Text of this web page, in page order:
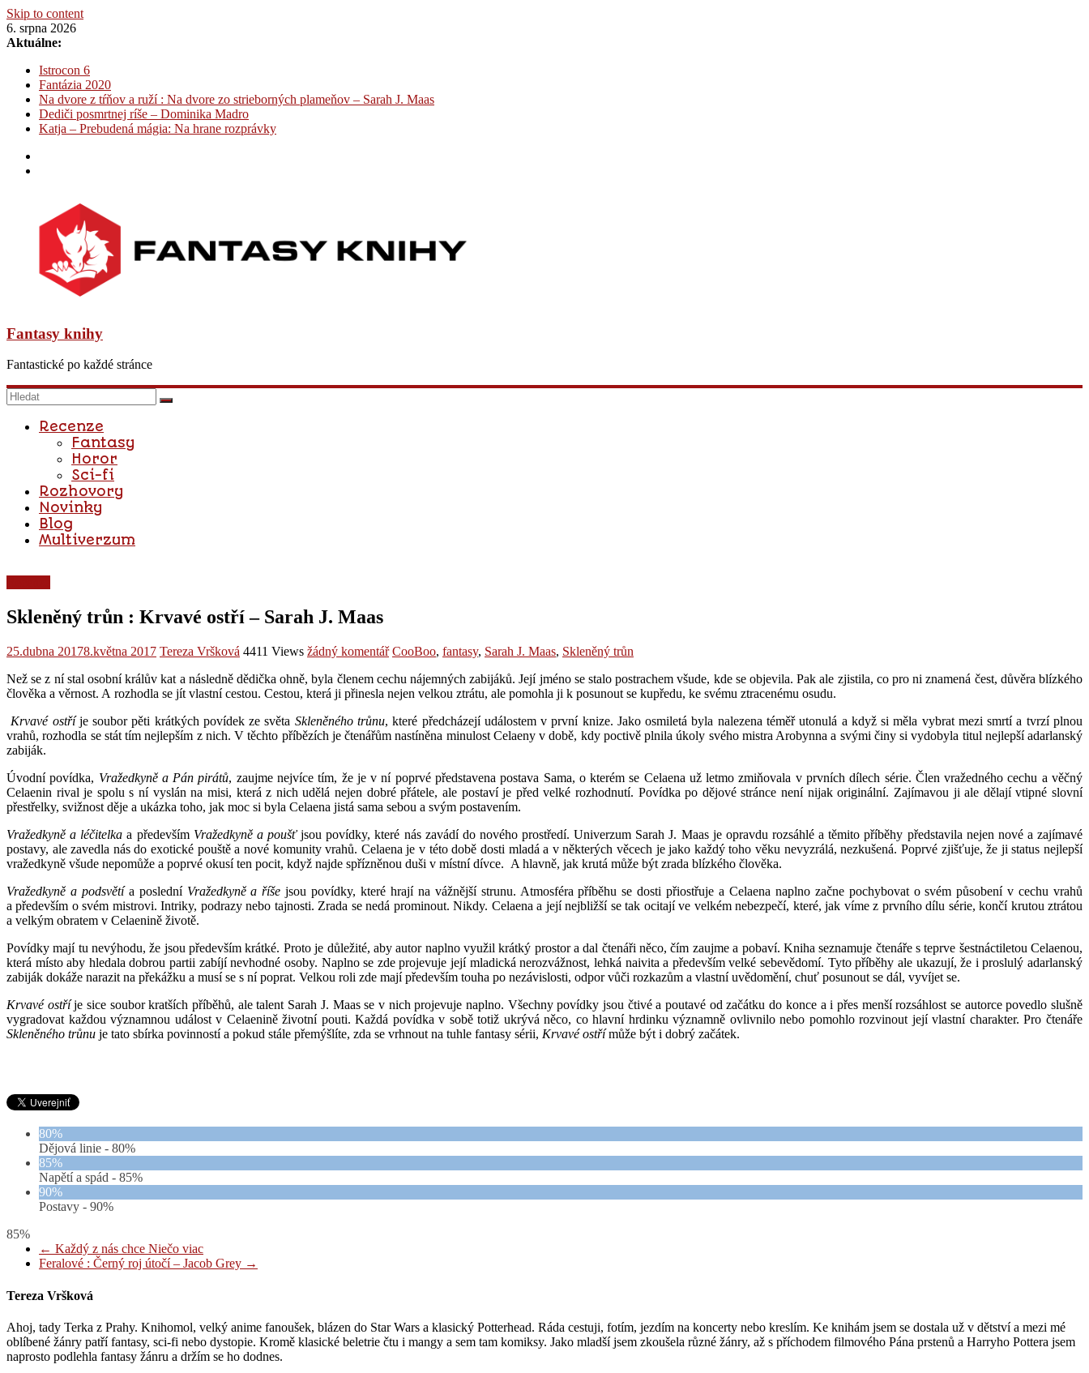
Skip to content
6. srpna 2026
Aktuálne:
Istrocon 6
Fantázia 2020
Na dvore z tŕňov a ruží : Na dvore zo strieborných plameňov – Sarah J. Maas
Dediči posmrtnej ríše – Dominika Madro
Katja – Prebudená mágia: Na hrane rozprávky
Fantasy knihy
Fantastické po každé stránce
Recenze
Fantasy
Horor
Sci-fi
Rozhovory
Novinky
Blog
Multiverzum
Skleněný trůn : Krvavé ostří – Sarah J. Maas
25.dubna 20178.května 2017 Tereza Vršková 4411 Views žádný komentář CooBoo, fantasy, Sarah J. Maas, Skleněný trůn
Než se z ní stal osobní králův kat a následně dědička ohně, byla členem cechu nájemných zabijáků. Její jméno se stalo postrachem všude, kde se objevila. Pak ale zjistila, co pro ni znamená čest, důvěra blízkého
člověka a věrnost. A rozhodla se jít vlastní cestou. Cestou, která ji přinesla nejen velkou ztrátu, ale pomohla ji k posunout se kupředu, ke svému ztracenému osudu.
Krvavé ostříje soubor pěti krátkých povídek ze světa Skleněného trůnu, které předcházejí událostem v první knize. Jako osmiletá byla nalezena téměř utonulá a když si měla vybrat mezi smrtí a tvrzí plnou
vrahů, rozhodla se stát tím nejlepším z nich. V těchto příbězích je čtenářům nastíněna minulost Celaeny v době, kdy poctivě plnila úkoly svého mistra Arobynna a svými činy si vydobyla titul nejlepší adarlanský
zabiják.
Úvodní povídka, Vražedkyně a Pán pirátů, zaujme nejvíce tím, že je v ní poprvé představena postava Sama, o kterém se Celaena už letmo zmiňovala v prvních dílech série. Člen vražedného cechu a věčný
Celaenin rival je spolu s ní vyslán na misi, která z nich udělá nejen dobré přátele, ale postaví je před velké rozhodnutí. Povídka po dějové stránce není nijak originální. Zajímavou ji ale dělají vtipné slovní
přestřelky, svižnost děje a ukázka toho, jak moc si byla Celaena jistá sama sebou a svým postavením.
Vražedkyně a léčitelka a především Vražedkyně a poušťjsou povídky, které nás zavádí do nového prostředí. Univerzum Sarah J. Maas je opravdu rozsáhlé a těmito příběhy představila nejen nové a zajímavé
postavy, ale zavedla nás do exotické pouště a nové komunity vrahů. Celaena je v této době dosti mladá a v některých věcech je jako každý toho věku nevyzrálá, nezkušená. Poprvé zjišťuje, že ji status nejlepší
vražedkyně všude nepomůže a poprvé okusí ten pocit, když najde spřízněnou duši v místní dívce. A hlavně, jak krutá může být zrada blízkého člověka.
Vražedkyně a podsvětía poslední Vražedkyně a říše jsou povídky, které hrají na vážnější strunu. Atmosféra příběhu se dosti přiostřuje a Celaena naplno začne pochybovat o svém působení v cechu vrahů
a především o svém mistrovi. Intriky, podrazy nebo tajnosti. Zrada se nedá prominout. Nikdy. Celaena a její nejbližší se tak ocitají ve velkém nebezpečí, které, jak víme z prvního dílu série, končí krutou ztrátou
a velkým obratem v Celaenině životě.
Povídky mají tu nevýhodu, že jsou především krátké. Proto je důležité, aby autor naplno využil krátký prostor a dal čtenáři něco, čím zaujme a pobaví. Kniha seznamuje čtenáře s teprve šestnáctiletou Celaenou,
která místo aby hledala dobrou partii zabíjí nevhodné osoby. Naplno se zde projevuje její mladická nerozvážnost, lehká naivita a především velké sebevědomí. Tyto příběhy ale ukazují, že i proslulý adarlanský
zabiják dokáže narazit na překážku a musí se s ní poprat. Velkou roli zde mají především touha po nezávislosti, odpor vůči rozkazům a vlastní uvědomění, chuť posunout se dál, vyvíjet se.
Krvavé ostříje sice soubor kratších příběhů, ale talent Sarah J. Maas se v nich projevuje naplno. Všechny povídky jsou čtivé a poutavé od začátku do konce a i přes menší rozsáhlost se autorce povedlo slušně
vygradovat každou významnou událost v Celaenině životní pouti. Každá povídka v sobě totiž ukrývá něco, co hlavní hrdinku významně ovlivnilo nebo pomohlo rozvinout její vlastní charakter. Pro čtenáře
Skleněného trůnu je tato sbírka povinností a pokud stále přemýšlíte, zda se vrhnout na tuhle fantasy sérii, Krvavé ostřímůže být i dobrý začátek.
80%
Dějová linie - 80%
85%
Napětí a spád - 85%
90%
Postavy - 90%
85%
← Každý z nás chce Niečo viac
Feralové : Černý roj útočí – Jacob Grey →
Tereza Vršková
Ahoj, tady Terka z Prahy. Knihomol, velký anime fanoušek, blázen do Star Wars a klasický Potterhead. Ráda cestuji, fotím, jezdím na koncerty nebo kreslím. Ke knihám jsem se dostala už v dětství a mezi mé
oblíbené žánry patří fantasy, sci-fi nebo dystopie. Kromě klasické beletrie čtu i mangy a sem tam komiksy. Jako mladší jsem zkoušela různé žánry, až s příchodem filmového Pána prstenů a Harryho Pottera jsem
naprosto podlehla fantasy žánru a držím se ho dodnes.